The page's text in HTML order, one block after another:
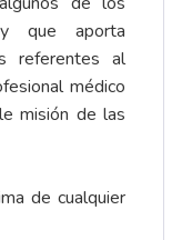
que aporta
referentes al
médico
misión de las
de cualquier